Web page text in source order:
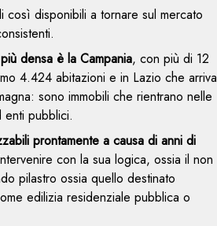
così disponibili a tornare sul mercato
densa è la Campania, con più di 12
4.424 abitazioni e in Lazio che arriva
sono immobili che rientrano nelle
enti pubblici.
prontamente a causa di anni di
con la sua logica, ossia il non
pilastro ossia quello destinato
edilizia residenziale pubblica o